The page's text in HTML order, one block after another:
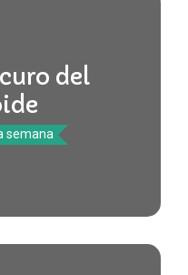
del
semana